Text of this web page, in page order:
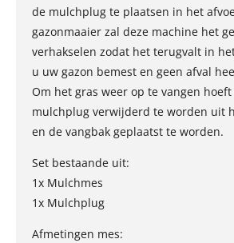
de mulchplug te plaatsen in het
gazonmaaier zal deze machine het
verhakselen zodat het terugvalt in
u uw gazon bemest en geen afval
Om het gras weer op te vangen
mulchplug verwijderd te worden uit
en de vangbak geplaatst te worden.
Set bestaande uit:
1x Mulchmes
1x Mulchplug
Afmetingen mes: